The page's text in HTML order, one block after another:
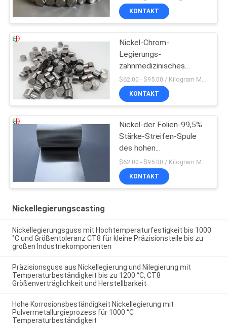
wirft
KONTAKT
Nickel-Chrom-
Legierungs-
zahnmedizinisches
Legierungs-Casting mit
hoher Härte
$62.00 - $95.00 / Kilogram MOQ:5 Kilogramm/Kilogramm
KONTAKT
Nickel-der Folien-99,5%
Stärke-Streifen-Spule
des hohen
Reinheitsgrad-N6 Nickel-
der Legierungs-0.1mm
$62.00 - $95.00 / Kilogram MOQ:5 Kilogramm/Kilogramm
KONTAKT
Nickellegierungscasting
Nickellegierungsguss mit Hochtemperaturfestigkeit bis 1000
°C und Größentoleranz CT8 für kleine Präzisionsteile bis zu
großen Industriekomponenten
Präzisionsguss aus Nickellegierung und Nilegierung mit
Temperaturbeständigkeit bis zu 1200 °C, CT8
Größenverträglichkeit und Herstellbarkeit
Hohe Korrosionsbeständigkeit Nickellegierung mit
Pulvermetallurgieprozess für 1000 °C
Temperaturbeständigkeit